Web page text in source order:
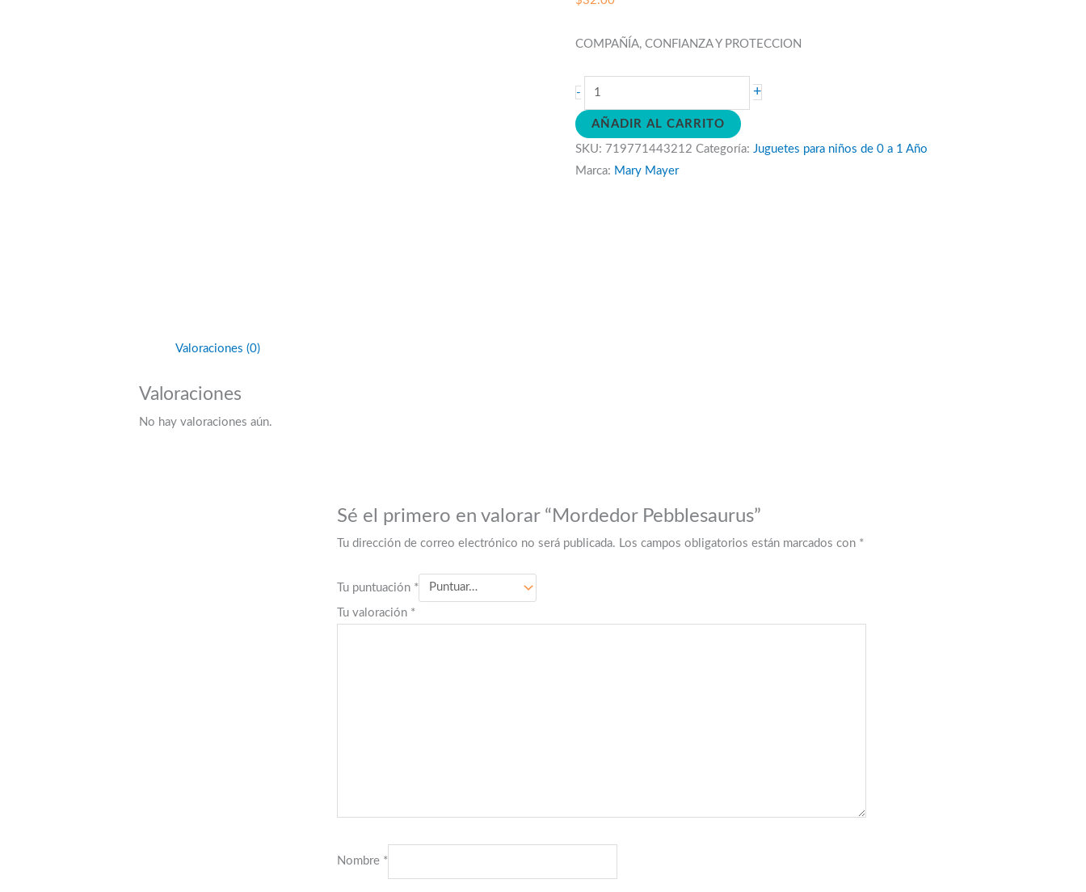
COMPAÑÍA, CONFIANZA Y PROTECCION
-
Mordedor
Pebblesaurus
cantidad
+
AÑADIR AL CARRITO
SKU: 719771443212 Categoría: Juguetes para niños de 0 a 1 Año
Marca: Mary Mayer
Valoraciones (0)
Valoraciones
No hay valoraciones aún.
Sé el primero en valorar “Mordedor Pebblesaurus”
Tu dirección de correo electrónico no será publicada. Los campos obligatorios están marcados con *
Tu puntuación *
Tu valoración *
Nombre *